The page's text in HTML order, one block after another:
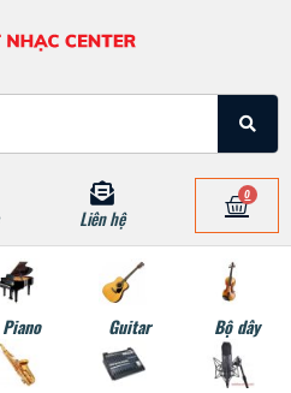
Liên hệ
0
Piano Guitar Bộ dây